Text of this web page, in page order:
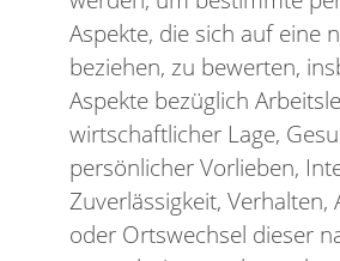
Aspekte, die sich auf eine
beziehen, zu bewerten,
Aspekte bezüglich
wirtschaftlicher Lage,
persönlicher Vorlieben,
Zuverlässigkeit,
oder Ortswechsel dieser